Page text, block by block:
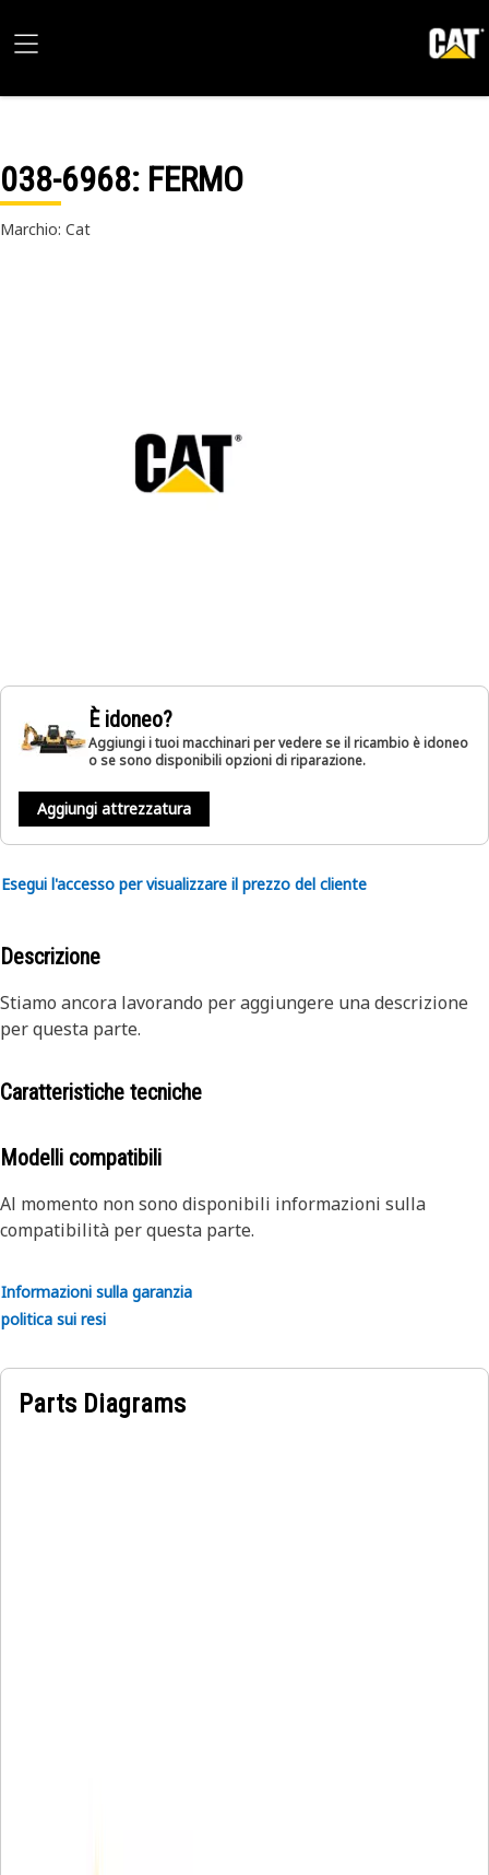
038-6968: FERMO
Marchio: Cat
È idoneo?
Aggiungi i tuoi macchinari per vedere se il ricambio è idoneo
o se sono disponibili opzioni di riparazione.
Aggiungi attrezzatura
Esegui l'accesso per visualizzare il prezzo del cliente
Descrizione
Stiamo ancora lavorando per aggiungere una descrizione
per questa parte.
Caratteristiche tecniche
Modelli compatibili
Al momento non sono disponibili informazioni sulla
compatibilità per questa parte.
Informazioni sulla garanzia
politica sui resi
Parts Diagrams